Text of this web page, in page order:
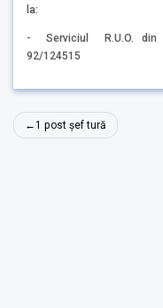
la:
- Serviciul R.U.O. din
92/124515
Navigare
în
1 post șef tură